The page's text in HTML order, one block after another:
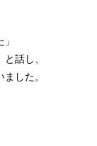
話し、
した。